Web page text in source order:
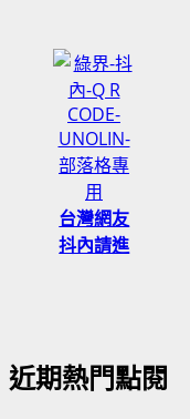
台灣網友
抖內請進
近期熱門點閱